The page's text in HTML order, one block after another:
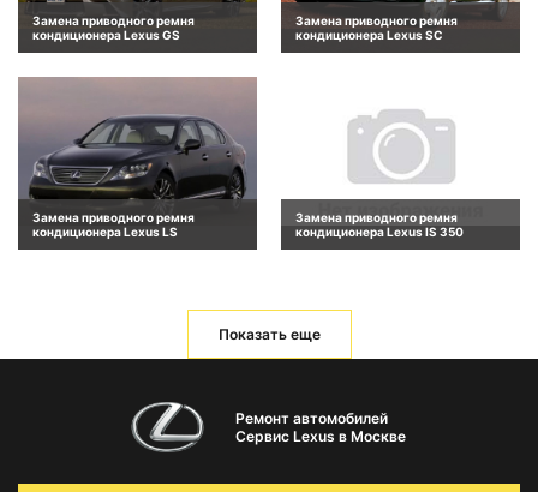
Замена приводного ремня
кондиционера Lexus GS
Замена приводного ремня
кондиционера Lexus SC
Замена приводного ремня
кондиционера Lexus LS
Замена приводного ремня
кондиционера Lexus IS 350
Показать еще
Ремонт автомобилей
Сервис Lexus в Москве